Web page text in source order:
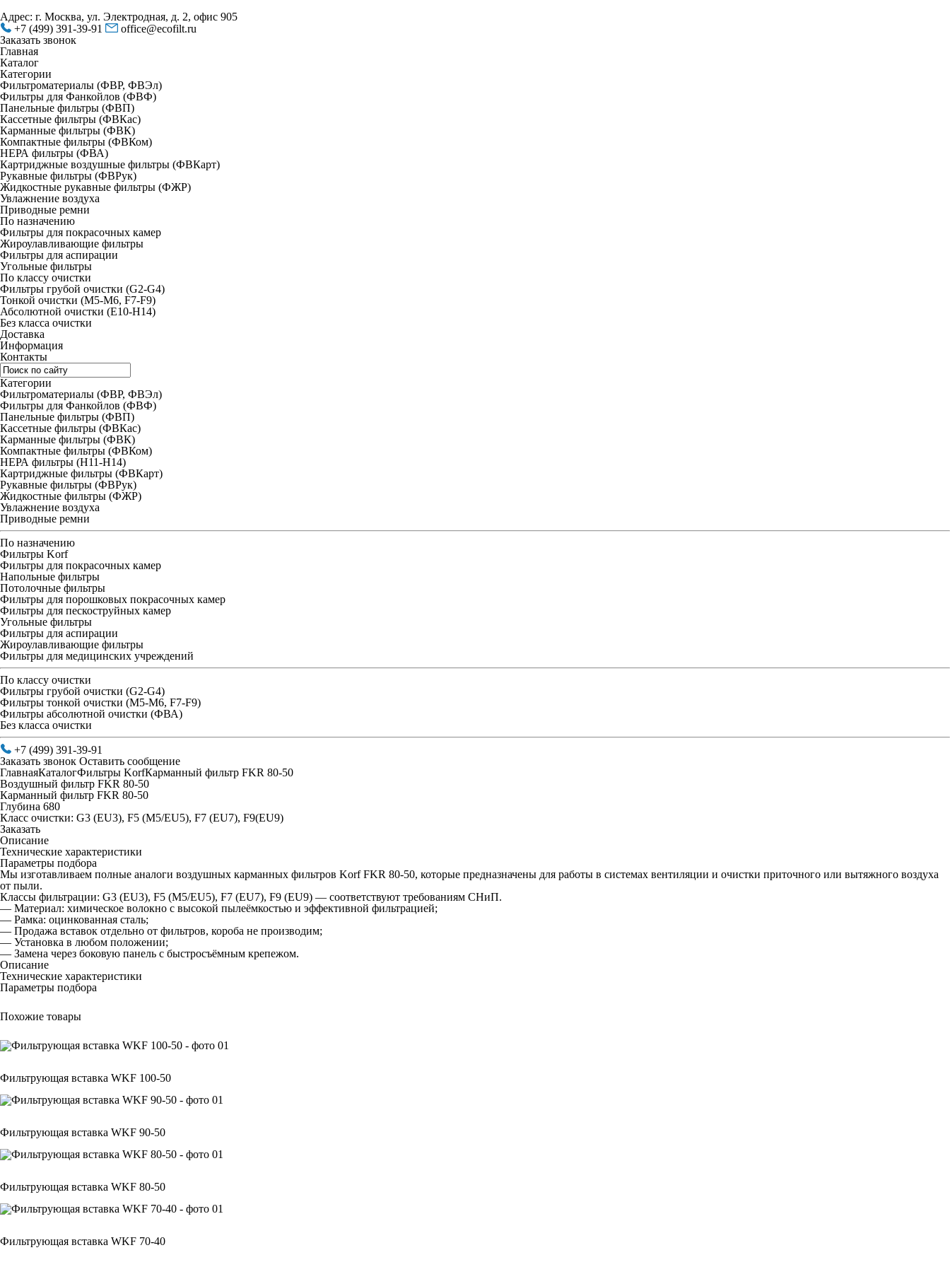
Адрес: г. Москва, ул. Электродная, д. 2, офис 905
+7 (499) 391-39-91
office@ecofilt.ru
Заказать звонок
Главная
Каталог
Категории
Фильтроматериалы (ФВР, ФВЭл)
Фильтры для Фанкойлов (ФВФ)
Панельные фильтры (ФВП)
Кассетные фильтры (ФВКас)
Карманные фильтры (ФВК)
Компактные фильтры (ФВКом)
НЕРА фильтры (ФВА)
Картриджные воздушные фильтры (ФВКарт)
Рукавные фильтры (ФВРук)
Жидкостные рукавные фильтры (ФЖР)
Увлажнение воздуха
Приводные ремни
По назначению
Фильтры для покрасочных камер
Жироулавливающие фильтры
Фильтры для аспирации
Угольные фильтры
По классу очистки
Фильтры грубой очистки (G2-G4)
Тонкой очистки (М5-М6, F7-F9)
Абсолютной очистки (Е10-H14)
Без класса очистки
Доставка
Информация
Контакты
Категории
Фильтроматериалы (ФВР, ФВЭл)
Фильтры для Фанкойлов (ФВФ)
Панельные фильтры (ФВП)
Кассетные фильтры (ФВКас)
Карманные фильтры (ФВК)
Компактные фильтры (ФВКом)
НЕРА фильтры (H11-H14)
Картриджные фильтры (ФВКарт)
Рукавные фильтры (ФВРук)
Жидкостные фильтры (ФЖР)
Увлажнение воздуха
Приводные ремни
По назначению
Фильтры Korf
Фильтры для покрасочных камер
Напольные фильтры
Потолочные фильтры
Фильтры для порошковых покрасочных камер
Фильтры для пескоструйных камер
Угольные фильтры
Фильтры для аспирации
Жироулавливающие фильтры
Фильтры для медицинских учреждений
По классу очистки
Фильтры грубой очистки (G2-G4)
Фильтры тонкой очистки (М5-М6, F7-F9)
Фильтры абсолютной очистки (ФВА)
Без класса очистки
+7 (499) 391-39-91
Заказать звонок Оставить сообщение
ГлавнаяКаталогФильтры KorfКарманный фильтр FKR 80-50
Воздушный фильтр FKR 80-50
Карманный фильтр FKR 80-50
Глубина 680
Класс очистки: G3 (EU3), F5 (M5/EU5), F7 (EU7), F9(EU9)
Заказать
Описание
Технические характеристики
Параметры подбора
Мы изготавливаем полные аналоги воздушных карманных фильтров Korf FKR 80-50, которые предназначены для работы в системах вентиляции и очистки приточного или вытяжного воздуха
от пыли.
Классы фильтрации: G3 (EU3), F5 (M5/EU5), F7 (EU7), F9 (EU9) — соответствуют требованиям СНиП.
— Материал: химическое волокно с высокой пылеёмкостью и эффективной фильтрацией;
— Рамка: оцинкованная сталь;
— Продажа вставок отдельно от фильтров, короба не производим;
— Установка в любом положении;
— Замена через боковую панель с быстросъёмным крепежом.
Описание
Технические характеристики
Параметры подбора
Похожие товары
Фильтрующая вставка WKF 100-50
Фильтрующая вставка WKF 90-50
Фильтрующая вставка WKF 80-50
Фильтрующая вставка WKF 70-40